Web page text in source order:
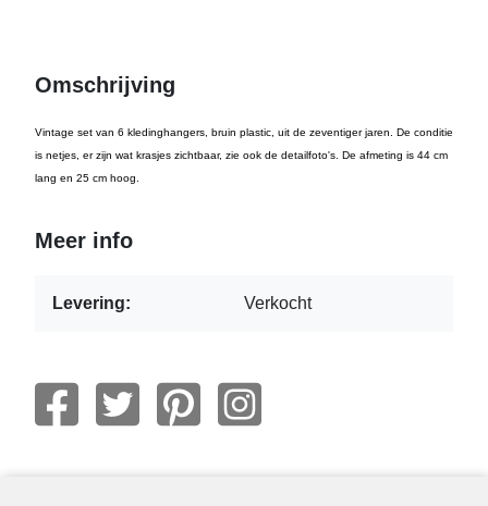
Omschrijving
Vintage set van 6 kledinghangers, bruin plastic, uit de zeventiger jaren. De conditie
is netjes, er zijn wat krasjes zichtbaar, zie ook de detailfoto's. De afmeting is 44 cm
lang en 25 cm hoog.
Meer info
Levering: Verkocht